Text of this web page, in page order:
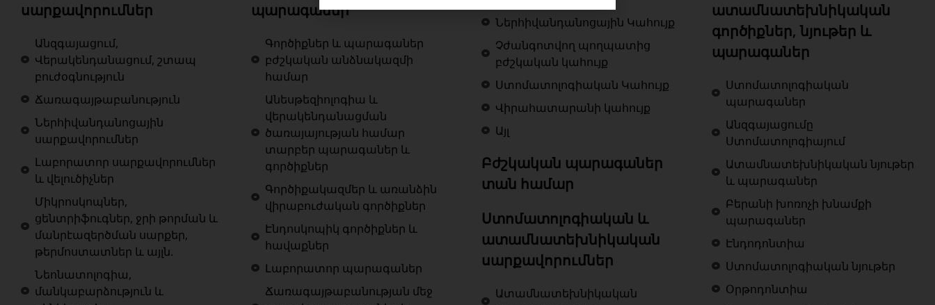
սարքավորումներ
Անզգայացում,
Վերակենդանացում, շտապ
բուժօգնություն
Ճառագայթաբանություն
Ներհիվանդանոցային
սարքավորումներ
Լաբորատոր սարքավորումներ
և վելուծիչներ
Միկրոսկոպներ,
ցենտրիֆուգներ, ջրի թորման և
մանրէազերծման սարքեր,
թերմոստատներ և այլն.
Նեոնատոլոգիա,
մանկաբարձություն և
պարագաներ
Գործիքներ և պարագաներ
բժշկական անձնակազմի
համար
Անեսթեզիոլոգիա և
վերակենդանացման
ծառայայության համար
տարբեր պարագաներ և
գործիքներ
Գործիքակազմեր և առանձին
վիրաբուժական գործիքներ
Էնդոսկոպիկ գործիքներ և
հավաքներ
Լաբորատոր պարագաներ
Ճառագայթաբանության մեջ
Ներհիվանդանոցային Կահույք
Չժանգոտվող պողպատից
բժշկական կահույք
Ստոմատոլոգիական Կահույք
Վիրահատարանի կահույք
Այլ
Բժշկական պարագաներ
տան համար
Ստոմատոլոգիական և
ատամնատեխնիկական
սարքավորումներ
Ատամնատեխնիկական
ատամնատեխնիկական
գործիքներ, նյութեր և
պարագաներ
Ստոմատոլոգիական
պարագաներ
Անզգայացումը
Ստոմատոլոգիայում
Ատամնատեխնիկական նյութեր
և պարագաներ
Բերանի խոռոչի խնամքի
պարագաներ
Էնդոդոնտիա
Ստոմատոլոգիական նյութեր
Օրթոդոնտիա